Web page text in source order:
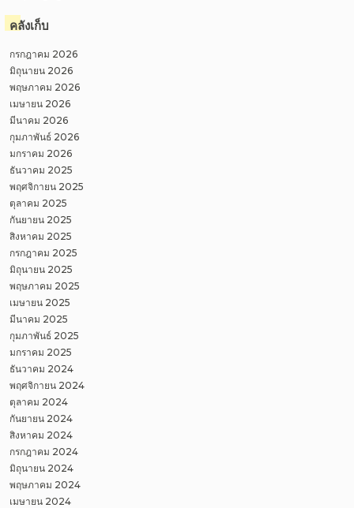
คลังเก็บ
กรกฎาคม 2026
มิถุนายน 2026
พฤษภาคม 2026
เมษายน 2026
มีนาคม 2026
กุมภาพันธ์ 2026
มกราคม 2026
ธันวาคม 2025
พฤศจิกายน 2025
ตุลาคม 2025
กันยายน 2025
สิงหาคม 2025
กรกฎาคม 2025
มิถุนายน 2025
พฤษภาคม 2025
เมษายน 2025
มีนาคม 2025
กุมภาพันธ์ 2025
มกราคม 2025
ธันวาคม 2024
พฤศจิกายน 2024
ตุลาคม 2024
กันยายน 2024
สิงหาคม 2024
กรกฎาคม 2024
มิถุนายน 2024
พฤษภาคม 2024
เมษายน 2024